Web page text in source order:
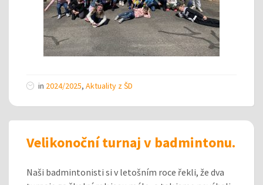
in 2024/2025, Aktuality z ŠD
Velikonoční turnaj v badmintonu.
Naši badmintonisti si v letošním roce řekli, že dva